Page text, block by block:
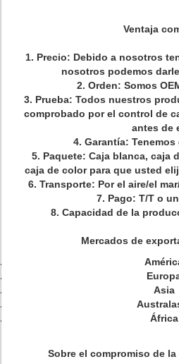
Ventaja
1. Precio: Debido a nosotros
nosotros podemos
2. Orden: Somos
3. Prueba: Todos nuestros
comprobado por el control de
antes de
4. Garantía:
5. Paquete: Caja blanca, caja
caja de color para que usted
6. Transporte: Por el aire/el
7. Pago: T/T o
8. Capacidad de la
Mercados de
Asia
África
Sobre el compromiso de